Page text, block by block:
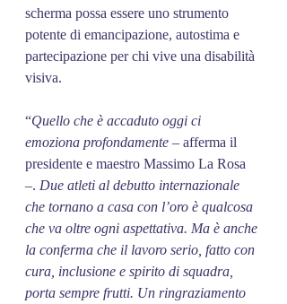
scherma possa essere uno strumento
potente di emancipazione, autostima e
partecipazione per chi vive una disabilità
visiva.
“Quello che è accaduto oggi ci
emoziona profondamente – afferma il
presidente e maestro Massimo La Rosa
–. Due atleti al debutto internazionale
che tornano a casa con l’oro è qualcosa
che va oltre ogni aspettativa. Ma è anche
la conferma che il lavoro serio, fatto con
cura, inclusione e spirito di squadra,
porta sempre frutti. Un ringraziamento